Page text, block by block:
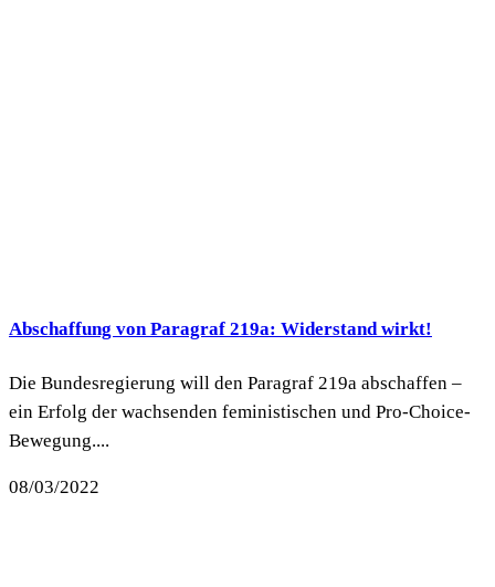
Abschaffung von Paragraf 219a: Widerstand wirkt!
Die Bundesregierung will den Paragraf 219a abschaffen –
ein Erfolg der wachsenden feministischen und Pro-Choice-
Bewegung....
08/03/2022